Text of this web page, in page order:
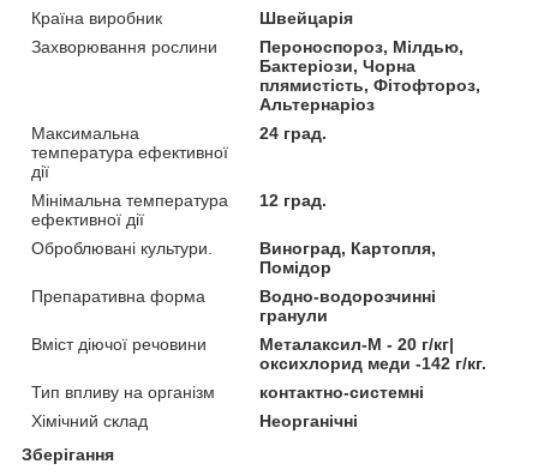
Країна виробник
Швейцарія
Захворювання рослини
Пероноспороз, Мілдью,
Бактеріози, Чорна
плямистість, Фітофтороз,
Альтернаріоз
Максимальна
температура ефективної
дії
24 град.
Мінімальна температура
ефективної дії
12 град.
Оброблювані культури.
Виноград, Картопля,
Помідор
Препаративна форма
Водно-водорозчинні
гранули
Вміст діючої речовини
Металаксил-М - 20 г/кг|
оксихлорид меди -142 г/кг.
Тип впливу на організм
контактно-системні
Хімічний склад
Неорганічні
Зберігання